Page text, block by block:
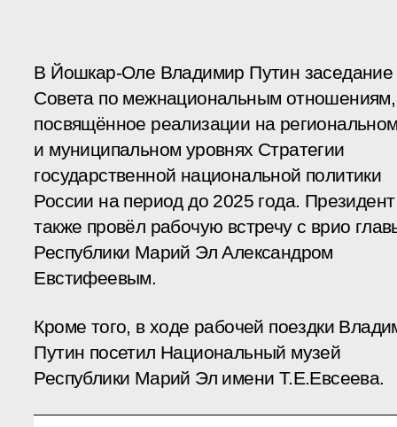
В Йошкар-Оле Владимир Путин заседание
Совета по межнациональным отношениям,
посвящённое реализации на
и муниципальном уровнях Стратегии
государственной национальной политики
России на период до 2025 года. Президент
также провёл рабочую встречу с врио
Республики Марий Эл Александром
Евстифеевым.
Кроме того, в ходе рабочей поездки
Путин посетил Национальный музей
Республики Марий Эл имени Т.Е.Евсеева.